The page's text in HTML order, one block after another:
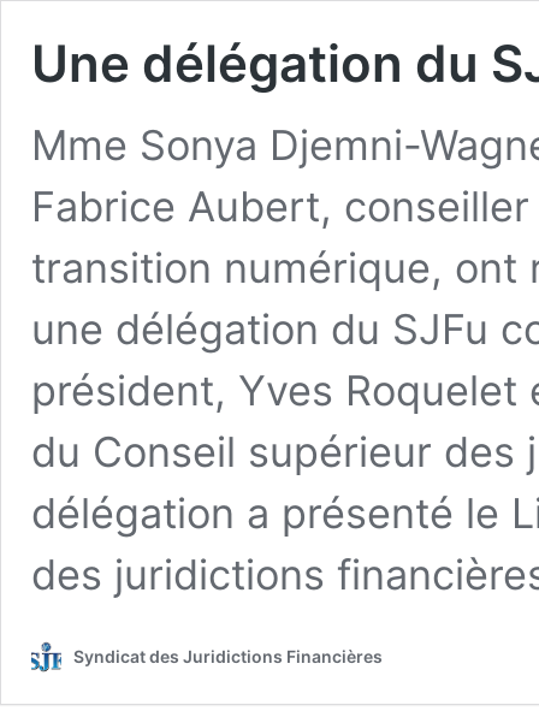
Une délégation du
Mme Sonya Djemni-
Fabrice Aubert,
transition numérique, ont
une délégation du SJFu
président, Yves
du Conseil supérieur des
délégation a présenté le
des juridictions
Syndicat des Juridictions Financières